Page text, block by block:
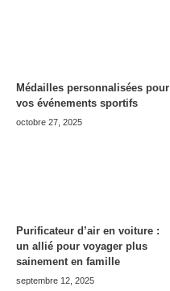
Médailles personnalisées pour
vos événements sportifs
octobre 27, 2025
Purificateur d’air en voiture :
un allié pour voyager plus
sainement en famille
septembre 12, 2025